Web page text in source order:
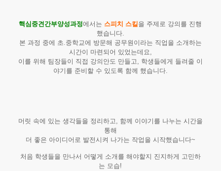
핵심중견간부양성과정에서는 스피치 스킬 을 주제로 강의를 진행
했습니다.
본 과정 중에 초.중학교에 방문해 공무원이라는 직업을 소개하는
시간이 마련되어 있었는데요,
이를 위해 팀장들이 직접 강의안도 만들고, 학생들에게 들려줄 이
야기를 준비할 수 있도록 함께 했습니다.
머릿 속에 있는 생각들을 정리하고, 함께 이야기를 나누는 시간을
통해
더 좋은 아이디어로 발전시켜 나가는 작업을 시작했습니다~
처음 학생들을 만나서 어떻게 소개를 해야할지 진지하게 고민하
는 모습!